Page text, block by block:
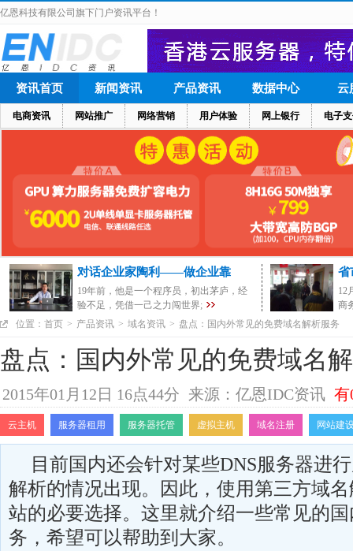
亿恩科技有限公司旗下门户资讯平台！
资讯首页
电商资讯 网站推广 网络营销 用户体验 网上银行 电子
新闻资讯 产品资讯 数据中心 云
对话企业家陶利——做企业靠
19年前，他是一个程序员，初出茅庐，经
验不足，凭借一己之力闯世界;
省
12
商
位置： 首页 > 产品资讯 > 域名资讯 > 盘点：国内外常见的免费域名解析服务
盘点：国内外常见的免费域名
2015年01月12日 16点44分 来源：亿恩IDC资讯 有
云主机 服务器租用 服务器托管 虚拟主机 域名注册 网站建
目前国内还会针对某些DNS服务器进
解析的情况出现。因此，使用第三方域
站的必要选择。这里就介绍一些常见的
务，希望可以帮助到大家。